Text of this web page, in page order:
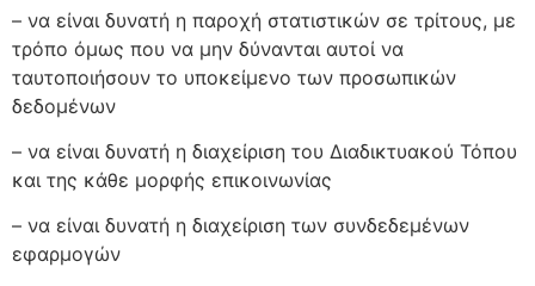
– να είναι δυνατή η παροχή στατιστικών σε τρίτους, με
τρόπο όμως που να μην δύνανται αυτοί να
ταυτοποιήσουν το υποκείμενο των προσωπικών
δεδομένων
– να είναι δυνατή η διαχείριση του Διαδικτυακού Τόπου
και της κάθε μορφής επικοινωνίας
– να είναι δυνατή η διαχείριση των συνδεδεμένων
εφαρμογών